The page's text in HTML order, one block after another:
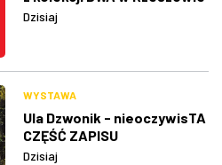
Dzisiaj
WYSTAWA
Ula Dzwonik - nieoczywisTA
CZĘŚĆ ZAPISU
Dzisiaj